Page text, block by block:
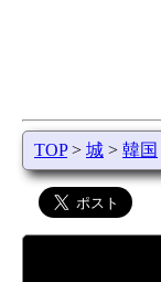
TOP> 城 > 韓国